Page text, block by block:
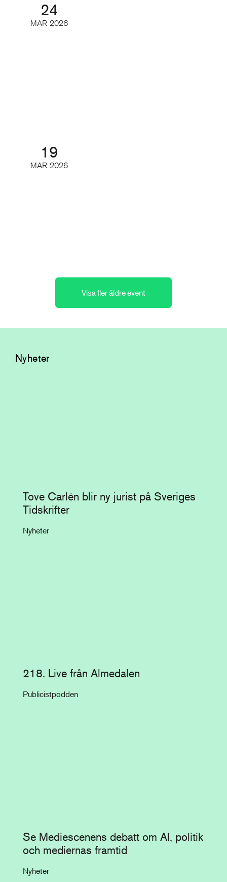
24
MAR 2026
19
MAR 2026
Visa fler äldre event
Nyheter
Tove Carlén blir ny jurist på Sveriges
Tidskrifter
Nyheter
218. Live från Almedalen
Publicistpodden
Se Mediescenens debatt om AI, politik
och mediernas framtid
Nyheter